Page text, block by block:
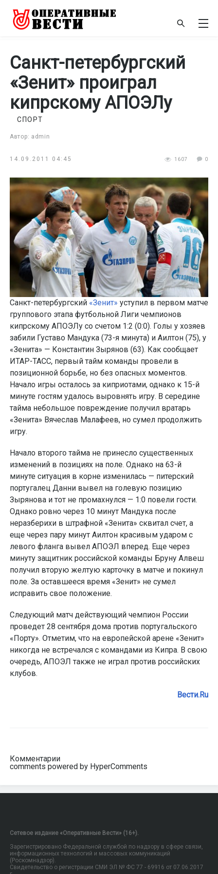
Санкт-петербургский
«Зенит» проиграл
кипрскому АПОЭЛу
Автор: admin
СПОРТ
14.09.2011 04:45 1607 0
Санкт-петербургский «Зенит» уступил в первом матче
группового этапа футбольной Лиги чемпионов
кипрскому АПОЭЛу со счетом 1:2 (0:0). Голы у хозяев
забили Густаво Мандука (73-я минута) и Аилтон (75), у
«Зенита» — Константин Зырянов (63). Как сообщает
ИТАР-ТАСС, первый тайм команды провели в
позиционной борьбе, но без опасных моментов.
Начало игры осталось за киприотами, однако к 15-й
минуте гостям удалось выровнять игру. В середине
тайма небольшое повреждение получил вратарь
«Зенита» Вячеслав Малафеев, но сумел продолжить
игру.
Начало второго тайма не принесло существенных
изменений в позициях на поле. Однако на 63-й
минуте ситуация в корне изменилась — питерский
португалец Данни вывел на голевую позицию
Зырянова и тот не промахнулся — 1:0 повели гости.
Однако ровно через 10 минут Мандука после
неразберихи в штрафной «Зенита» сквитал счет, а
еще через пару минут Аилтон красивым ударом с
левого фланга вывел АПОЭЛ вперед. Еще через
минуту защитник российской команды Бруну Алвеш
получил вторую желтую карточку в матче и покинул
поле. За оставшееся время «Зенит» не сумел
исправить свое положение.
Следующий матч действующий чемпион России
проведет 28 сентября дома против португальского
«Порту». Отметим, что на европейской арене «Зенит»
никогда не встречался с командами из Кипра. В свою
очередь, АПОЭЛ также не играл против российских
клубов.
Вести.Ru
Комментарии
comments powered by HyperComments
Сетевое издание «Оперативные Вести» (16+).
Зарегистрировано Федеральной службой по надзору в сфере связи,
информационных технологий и массовых коммуникаций
(Роскомнадзор).
Свидетельство о регистрации СМИ ЭЛ № ФС 77 - 69916 от 07.06.2017